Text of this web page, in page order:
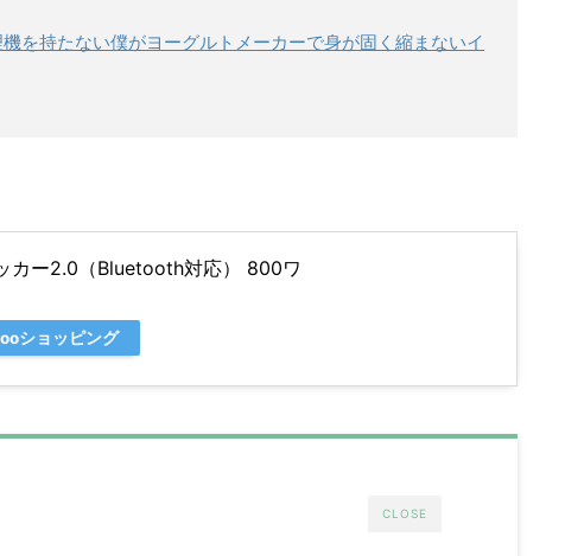
を持たない僕がヨーグルトメーカーで身が固く縮まないイ
カー2.0（Bluetooth対応） 800ワ
ショッピング
CLOSE